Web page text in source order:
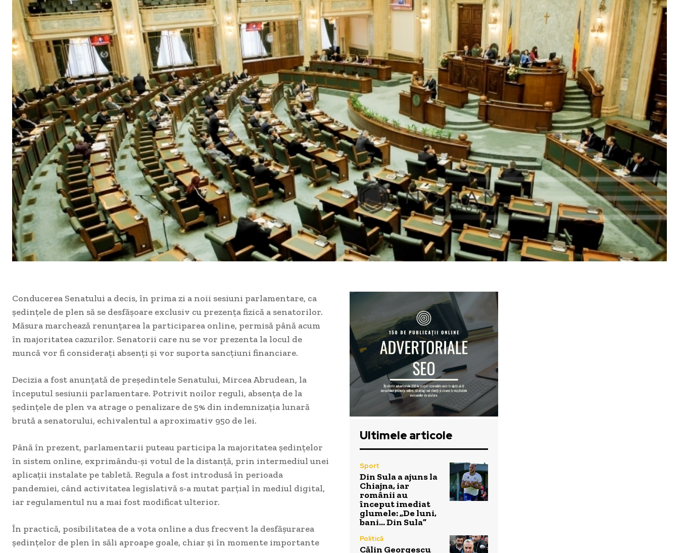
Conducerea Senatului a decis, în prima zi a noii sesiuni parlamentare, ca
ședințele de plen să se desfășoare exclusiv cu prezența fizică a senatorilor.
Măsura marchează renunțarea la participarea online, permisă până acum
în majoritatea cazurilor. Senatorii care nu se vor prezenta la locul de
muncă vor fi considerați absenți și vor suporta sancțiuni financiare.
Decizia a fost anunțată de președintele Senatului, Mircea Abrudean, la
începutul sesiunii parlamentare. Potrivit noilor reguli, absența de la
ședințele de plen va atrage o penalizare de 5% din indemnizația lunară
brută a senatorului, echivalentul a aproximativ 950 de lei.
Până în prezent, parlamentarii puteau participa la majoritatea ședințelor
în sistem online, exprimându-și votul de la distanță, prin intermediul unei
aplicații instalate pe tabletă. Regula a fost introdusă în perioada
pandemiei, când activitatea legislativă s-a mutat parțial în mediul digital,
iar regulamentul nu a mai fost modificat ulterior.
În practică, posibilitatea de a vota online a dus frecvent la desfășurarea
ședințelor de plen în săli aproape goale, chiar și în momente importante
Ultimele articole
Sport
Din Sula a ajuns la
Chiajna, iar
românii au
început imediat
glumele: „De luni,
bani… Din Sula”
Politică
Călin Georgescu